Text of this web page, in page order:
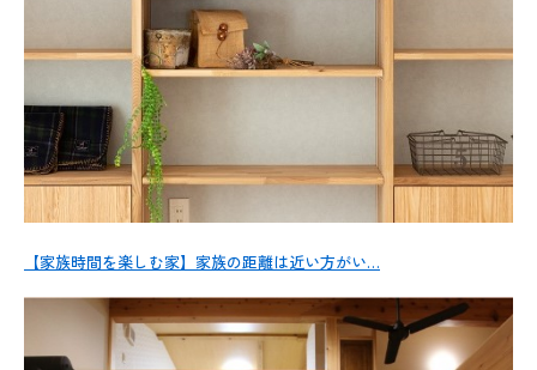
【家族時間を楽しむ家】家族の距離は近い方がい…